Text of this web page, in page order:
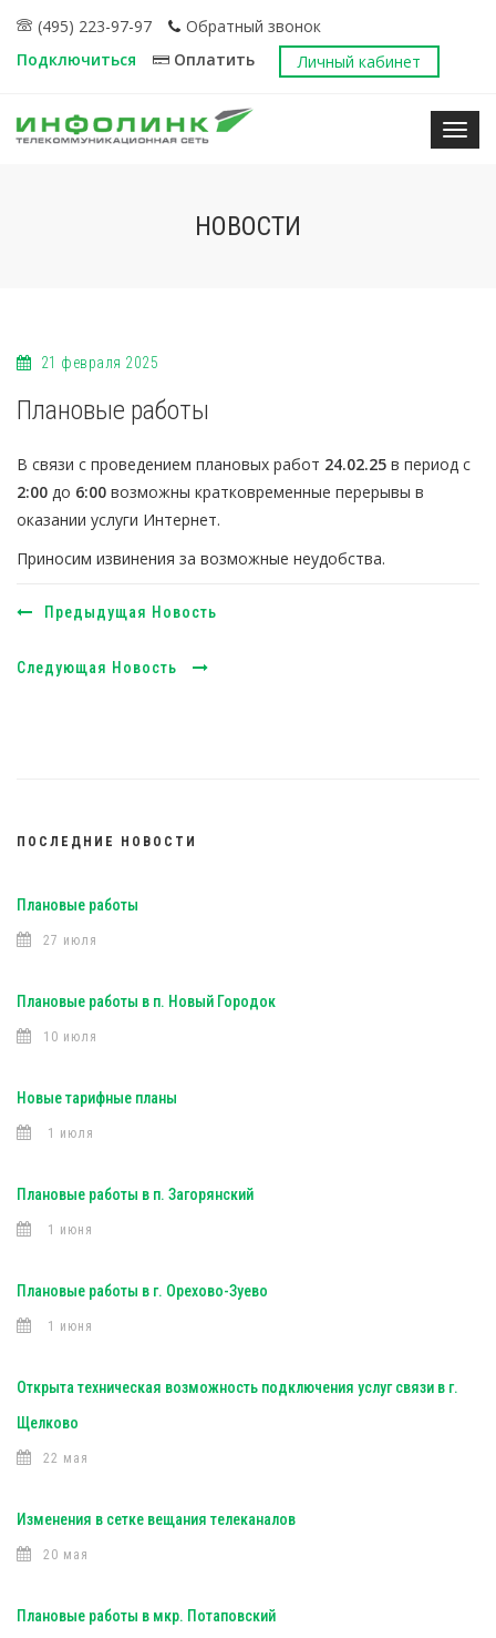
(495) 223-97-97
Обратный звонок
Подключиться
Оплатить Личный кабинет
НОВОСТИ
21 февраля 2025
Плановые работы
В связи с проведением плановых работ 24.02.25 в период с
2:00 до 6:00 возможны кратковременные перерывы в
оказании услуги Интернет.
Приносим извинения за возможные неудобства.
Предыдущая Новость
Следующая Новость
ПОСЛЕДНИЕ НОВОСТИ
Плановые работы
27 июля
Плановые работы в п. Новый Городок
10 июля
Новые тарифные планы
1 июля
Плановые работы в п. Загорянский
1 июня
Плановые работы в г. Орехово-Зуево
1 июня
Открыта техническая возможность подключения услуг связи в г.
Щелково
22 мая
Изменения в сетке вещания телеканалов
20 мая
Плановые работы в мкр. Потаповский